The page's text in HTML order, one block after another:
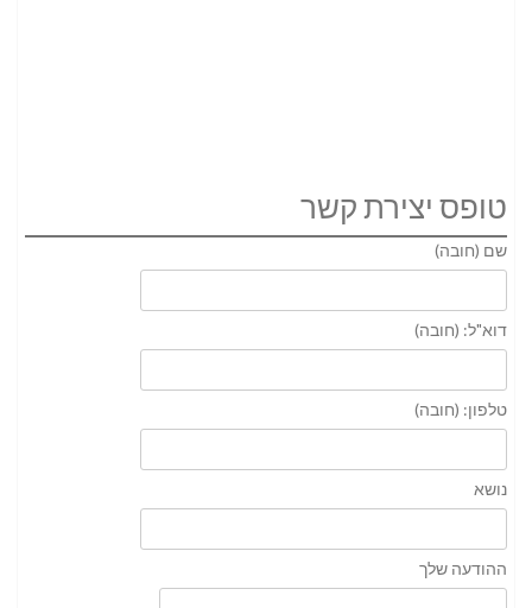
טופס יצירת קשר
שם (חובה)
דוא"ל: (חובה)
טלפון: (חובה)
נושא
ההודעה שלך